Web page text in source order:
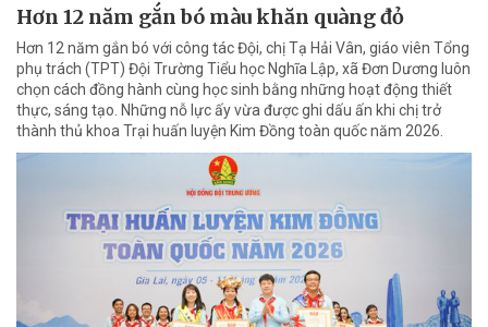
Hơn 12 năm gắn bó màu khăn quàng đỏ
Hơn 12 năm gắn bó với công tác Đội, chị Tạ Hải Vân, giáo viên Tổng
phụ trách (TPT) Đội Trường Tiểu học Nghĩa Lập, xã Đơn Dương luôn
chọn cách đồng hành cùng học sinh bằng những hoạt động thiết
thực, sáng tạo. Những nỗ lực ấy vừa được ghi dấu ấn khi chị trở
thành thủ khoa Trại huấn luyện Kim Đồng toàn quốc năm 2026.